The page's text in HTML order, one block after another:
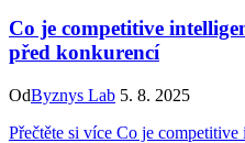
Co je competitive
před konkurencí
OdByznys Lab 5. 8. 2025
Přečtěte si více Co je competitive